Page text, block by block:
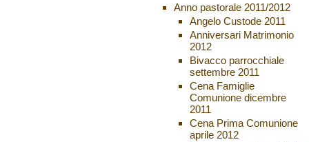
Anno pastorale 2011/2012
Angelo Custode 2011
Anniversari Matrimonio
2012
Bivacco parrocchiale
settembre 2011
Cena Famiglie
Comunione dicembre
2011
Cena Prima Comunione
aprile 2012